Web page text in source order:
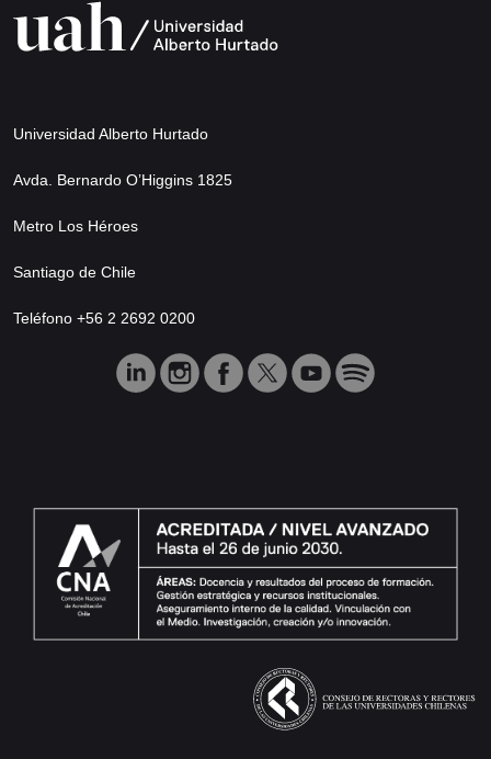
Universidad Alberto Hurtado
Avda. Bernardo O’Higgins 1825
Metro Los Héroes
Santiago de Chile
Teléfono +56 2 2692 0200